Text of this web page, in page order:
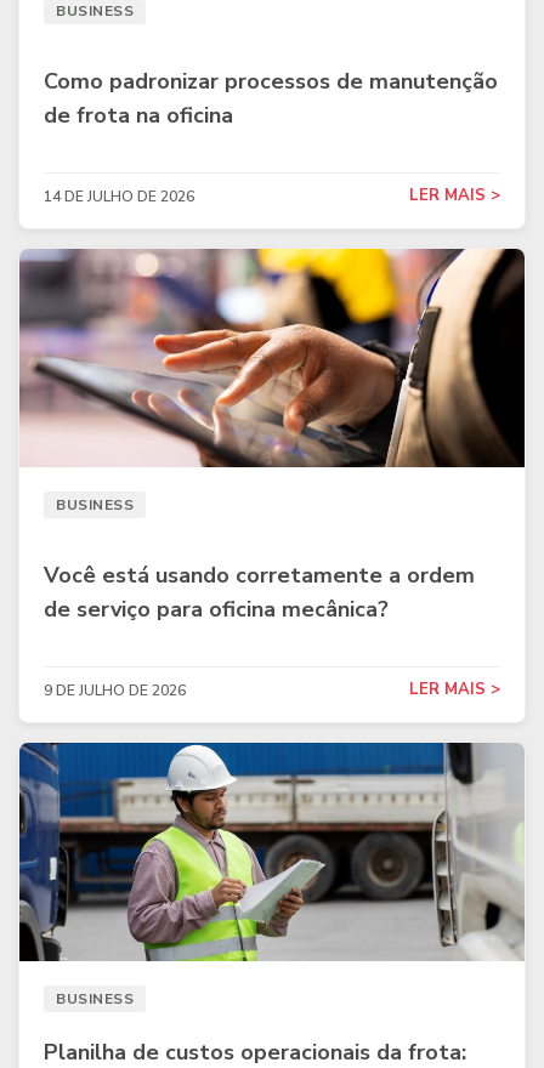
BUSINESS
Como padronizar processos de manutenção
de frota na oficina
14 DE JULHO DE 2026 LER MAIS >
BUSINESS
Você está usando corretamente a ordem
de serviço para oficina mecânica?
9 DE JULHO DE 2026 LER MAIS >
BUSINESS
Planilha de custos operacionais da frota: